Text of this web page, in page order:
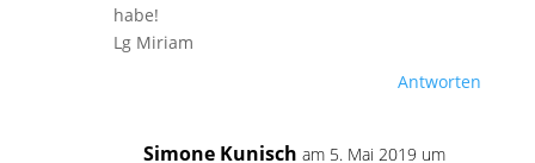
habe!
Lg Miriam
Antworten
Simone Kunisch am 5. Mai 2019 um